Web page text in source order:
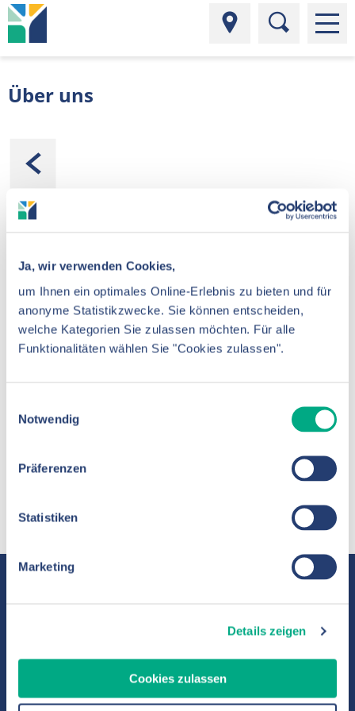
Ja, wir verwenden Cookies,
um Ihnen ein optimales Online-Erlebnis zu bieten und für
anonyme Statistikzwecke. Sie können entscheiden,
welche Kategorien Sie zulassen möchten. Für alle
Funktionalitäten wählen Sie "Cookies zulassen".
Notwendig
Präferenzen
Statistiken
Marketing
Details zeigen
Cookies zulassen
Über uns
Mit einer Verordnung für Krankengymnastik im Wasser
Therapiebecken behandeln wir Beschwerden an Knien,
der Hüfte, den Schultern und der Wirbelsäule, jeweils in
spezialisierten Gruppen. Darüber hinaus bieten wir
Kurse (ohne Verordnung) zur Prävention oder zur
Erlangung von Schwimmabzeichen an.
Ein Unternehmen der Verbundmarke
Park-Kliniken Berlin